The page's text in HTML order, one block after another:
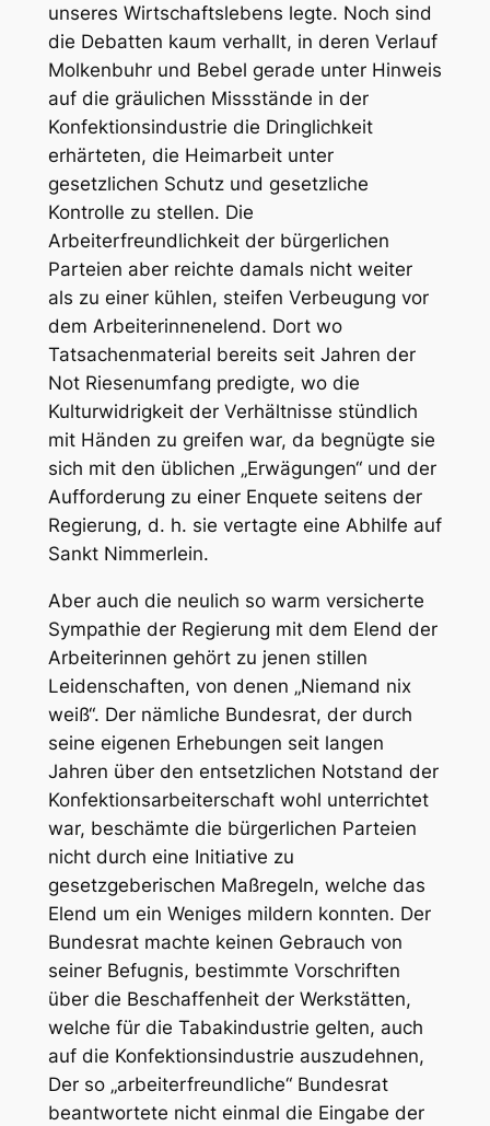
unseres Wirtschaftslebens legte. Noch sind
die Debatten kaum verhallt, in deren Verlauf
Molkenbuhr und Bebel gerade unter Hinweis
auf die gräulichen Missstände in der
Konfektionsindustrie die Dringlichkeit
erhärteten, die Heimarbeit unter
gesetzlichen Schutz und gesetzliche
Kontrolle zu stellen. Die
Arbeiterfreundlichkeit der bürgerlichen
Parteien aber reichte damals nicht weiter
als zu einer kühlen, steifen Verbeugung vor
dem Arbeiterinnenelend. Dort wo
Tatsachenmaterial bereits seit Jahren der
Not Riesenumfang predigte, wo die
Kulturwidrigkeit der Verhältnisse stündlich
mit Händen zu greifen war, da begnügte sie
sich mit den üblichen „Erwägungen“ und der
Aufforderung zu einer Enquete seitens der
Regierung, d. h. sie vertagte eine Abhilfe auf
Sankt Nimmerlein.
Aber auch die neulich so warm versicherte
Sympathie der Regierung mit dem Elend der
Arbeiterinnen gehört zu jenen stillen
Leidenschaften, von denen „Niemand nix
weiß“. Der nämliche Bundesrat, der durch
seine eigenen Erhebungen seit langen
Jahren über den entsetzlichen Notstand der
Konfektionsarbeiterschaft wohl unterrichtet
war, beschämte die bürgerlichen Parteien
nicht durch eine Initiative zu
gesetzgeberischen Maßregeln, welche das
Elend um ein Weniges mildern konnten. Der
Bundesrat machte keinen Gebrauch von
seiner Befugnis, bestimmte Vorschriften
über die Beschaffenheit der Werkstätten,
welche für die Tabakindustrie gelten, auch
auf die Konfektionsindustrie auszudehnen,
Der so „arbeiterfreundliche“ Bundesrat
beantwortete nicht einmal die Eingabe der